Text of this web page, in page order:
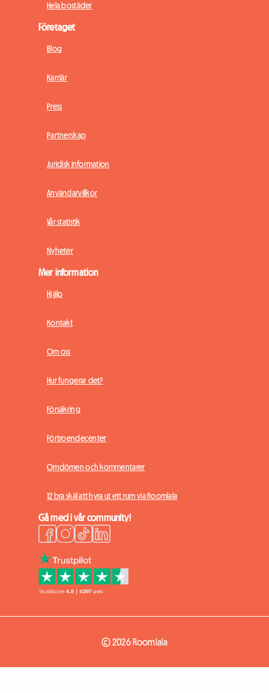
Hela bostäder
Företaget
Blog
Karriär
Press
Partnerskap
Juridisk information
Användarvillkor
Vår statistik
Nyheter
Mer information
Hjälp
Kontakt
Om oss
Hur fungerar det?
Försäkring
Förtroendecenter
Omdömen och kommentarer
12 bra skäl att hyra ut ett rum via Roomlala
Gå med i vår community!
© 2026 Roomlala